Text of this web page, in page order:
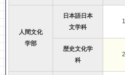
人間文化
学部
日本語日本
文学科
歴史文化学
科